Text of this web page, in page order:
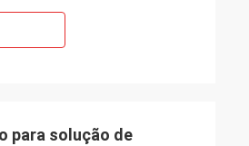
para solução de